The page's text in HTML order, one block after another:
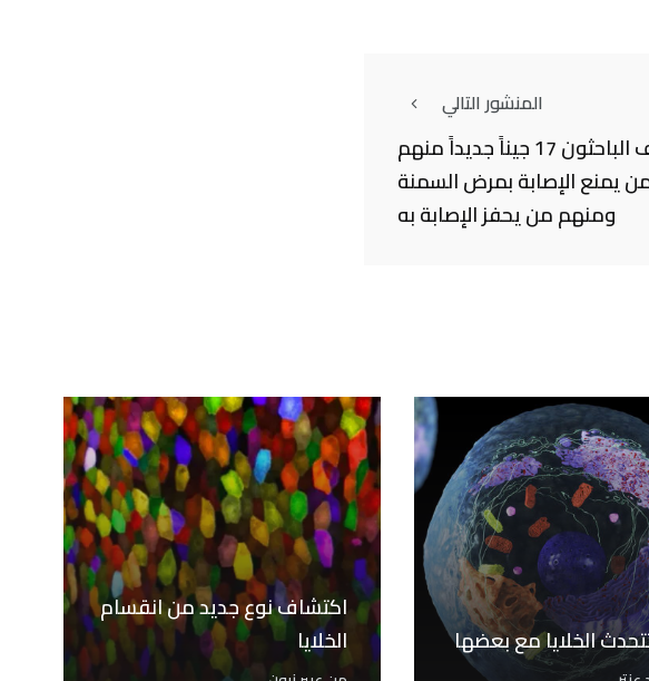
المنشور التالي
اكتشف الباحثون 17 جيناً جديداً منهم
يمنع الإصابة بمرض السمنة
ومنهم من يحفز الإصابة به
الخلايا مع بعضها
اكتشاف نوع جديد من انقسام
الخلايا